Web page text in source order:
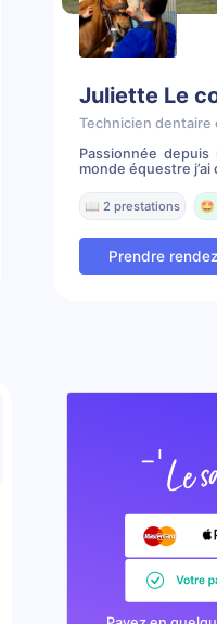
Juliette Le
Technicien dentaire
Passionnée
monde équestre j’ai
📖 2 prestations 🤩
Prendre